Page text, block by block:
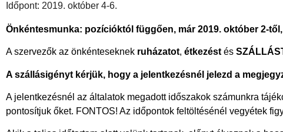
Időpont: 2019. október 4-6.
Önkéntesmunka: pozícióktól függően, már 2019. október 2-
A szervezők az önkénteseknek ruházatot, étkezést és
A szállásigényt kérjük, hogy a jelentkezésnél jelezd a
A jelentkezésnél az általatok megadott időszakok számunkra
pontosítjuk őket. FONTOS! Az időpontok feltöltésénél vegyétek